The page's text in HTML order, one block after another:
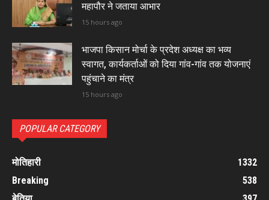
महापौर ने जताया आभार
15 hours ago
भाजपा किसान मोर्चा के प्रदेश अध्यक्ष का भव्य
स्वागत, कार्यकर्ताओं को दिया गांव-गांव तक योजनाएं
पहुंचाने का मंत्र
15 hours ago
POPULAR CATEGORY
मोतिहारी
1332
Breaking
538